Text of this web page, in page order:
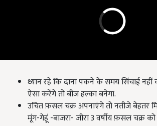
ध्यान रहे कि दाना पकने के समय सिंचाई नहीं
ऐसा करेंगे तो बीज हल्का बनेगा.
उचित फ़सल चक्र अपनाएंगे तो नतीजे बेहतर
मूंग-गेहूं -बाजरा- जीरा 3 वर्षीय फ़सल चक्र